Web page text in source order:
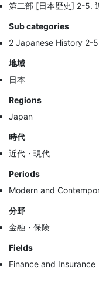
第二部 [日本歴史] 2-5.
Sub categories
2 Japanese History 2-
地域
日本
Regions
Japan
時代
近代・現代
Periods
Modern and
分野
金融・保険
Fields
Finance and Insurance